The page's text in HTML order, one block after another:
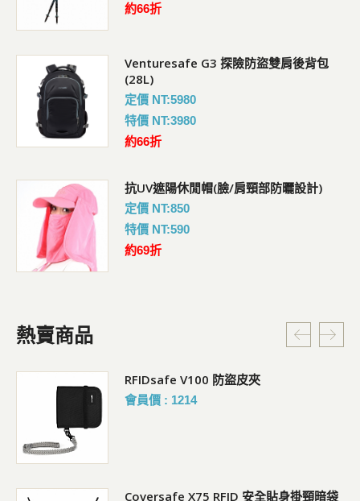
約66折
Venturesafe G3 探險防盜雙肩後背包
(28L)
定價 NT:5980
特價 NT:3980
約66折
抗UV遮陽休閒帽(臉/肩頸部防曬設計)
定價 NT:850
特價 NT:590
約69折
熱賣商品
RFIDsafe V100 防盜皮夾
會員價 : 1214
Coversafe X75 RFID 安全貼身掛頸暗袋